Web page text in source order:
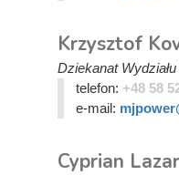
Krzysztof
Dziekanat
telefon: +48 58
e-mail:
Cyprian